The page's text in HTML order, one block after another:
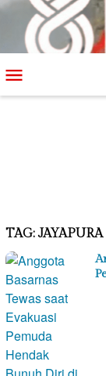
ke
kontenMobile
TAG:JAYAPURA